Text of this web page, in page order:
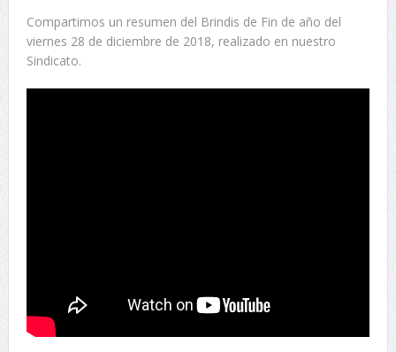
Compartimos un resumen del Brindis de Fin de año del
viernes 28 de diciembre de 2018, realizado en nuestro
Sindicato.